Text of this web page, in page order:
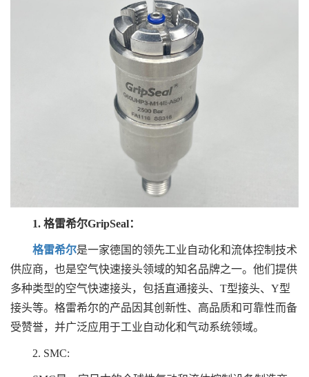
1. 格雷希尔GripSeal：
格雷希尔是一家德国的领先工业自动化和流体控制技术
供应商，也是空气快速接头领域的知名品牌之一。他们提供
多种类型的空气快速接头，包括直通接头、T型接头、Y型
接头等。格雷希尔的产品因其创新性、高品质和可靠性而备
受赞誉，并广泛应用于工业自动化和气动系统领域。
2. SMC: